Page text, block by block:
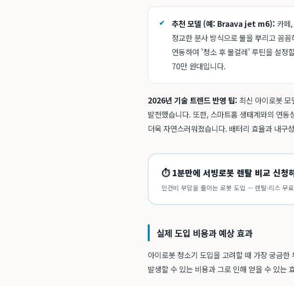
추천 모델 (예: Braava jet m6): 카페
정교한 분사 방식으로 물을 뿌리고 꼼
연동하여 '청소 후 물걸레' 루틴을 설정
70만 원대입니다.
2026년 기술 트렌드 반영 팁: 최신 아이로봇
발전했습니다. 또한, 스마트홈 생태계와의 연
더욱 자연스러워졌습니다. 배터리 효율과 내구
⏱ 1분만에 서빙로봇 렌탈 비교 신청
인건비 부담을 줄이는 로봇 도입 — 렌탈·리스 무
실제 도입 비용과 예상 효과
아이로봇 청소기 도입을 고려할 때 가장 궁금
발생할 수 있는 비용과 그로 인해 얻을 수 있는